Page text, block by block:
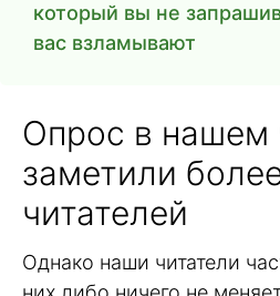
который вы не
вас взламывают
Опрос в нашем
заметили
читателей
Однако наши читатели